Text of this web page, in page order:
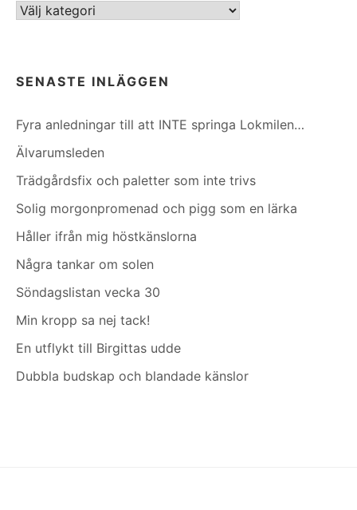
Kategorier
SENASTE INLÄGGEN
Fyra anledningar till att INTE springa Lokmilen…
Älvarumsleden
Trädgårdsfix och paletter som inte trivs
Solig morgonpromenad och pigg som en lärka
Håller ifrån mig höstkänslorna
Några tankar om solen
Söndagslistan vecka 30
Min kropp sa nej tack!
En utflykt till Birgittas udde
Dubbla budskap och blandade känslor